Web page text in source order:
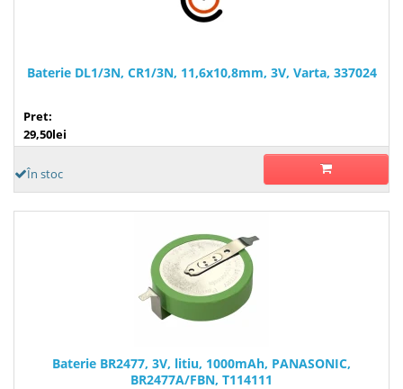
Baterie DL1/3N, CR1/3N, 11,6x10,8mm, 3V, Varta, 337024
Pret:
29,50lei
În stoc
Baterie BR2477, 3V, litiu, 1000mAh, PANASONIC,
BR2477A/FBN, T114111